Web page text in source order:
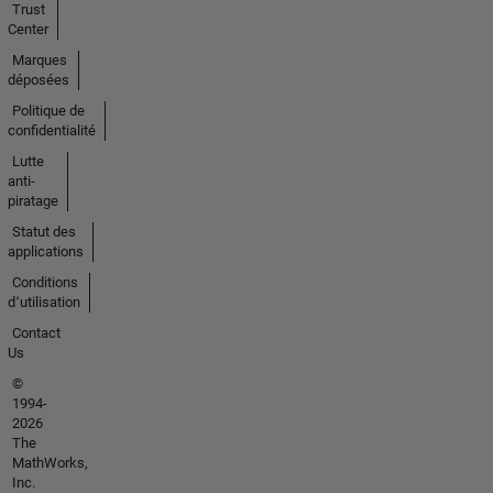
Trust
Center
Marques
déposées
Politique de
confidentialité
Lutte
anti-
piratage
Statut des
applications
Conditions
d՚utilisation
Contact
Us
©
1994-
2026
The
MathWorks,
Inc.